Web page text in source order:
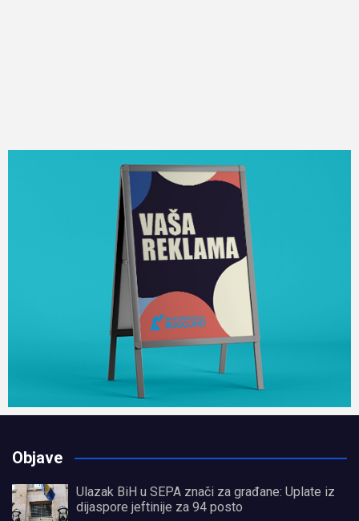
Objave
Ulazak BiH u SEPA znači za građane: Uplate iz
dijaspore jeftinije za 94 posto